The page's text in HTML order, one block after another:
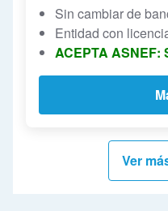
Sin cambiar de
Entidad con
ACEPTA ASNEF:
Ver